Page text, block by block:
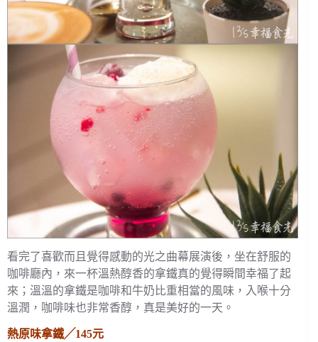
看完了喜歡而且覺得感動的光之曲幕展演後，坐在舒服的
咖啡廳內，來一杯溫熱醇香的拿鐵真的覺得瞬間幸福了起
來；溫溫的拿鐵是咖啡和牛奶比重相當的風味，入喉十分
溫潤，咖啡味也非常香醇，真是美好的一天。
熱原味拿鐵╱145元